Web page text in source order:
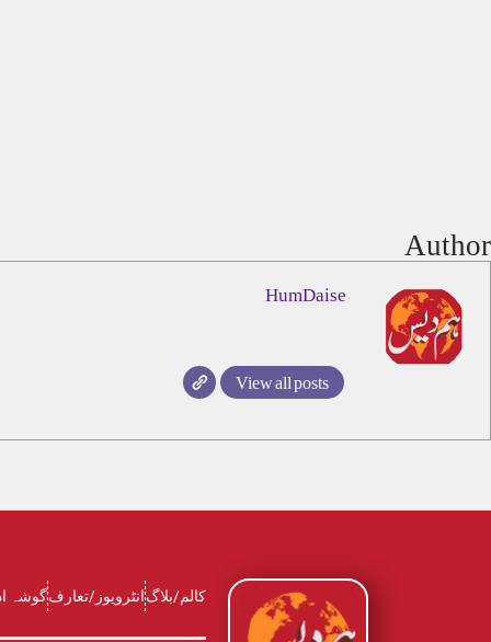
Author
HumDaise
View all posts
کالم/بلاگانٹرویوز/تعارفگوشہ